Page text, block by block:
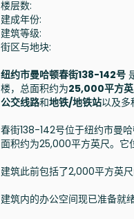
楼层数:
建成年份:
建筑等级:
街区与地块:
纽约市曼哈顿春街138-142号
楼，总面积约为25,000平方
公交线路和地铁/地铁站以及多
春街138-142号位于纽约市曼
面积约为25,000平方英尺。它
建筑此前包括了2,000平方英
建筑内的办公空间现已准备就